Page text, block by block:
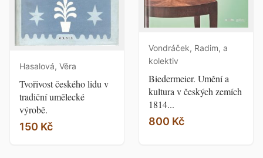
Hasalová, Věra
Tvořivost českého lidu v
tradiční umělecké
výrobě.
150 Kč
Vondráček, Radim, a
kolektiv
Biedermeier. Umění a
kultura v českých zemích
1814...
800 Kč